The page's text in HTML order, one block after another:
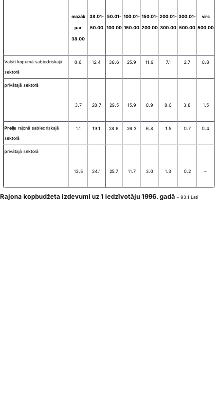
mazāk
par
38.00
38.01-
50.00
50.01-
100.00
100.01-
150.00
150.01-
200.00
200.01-
300.00
300.01-
500.00
virs
500.00
Valstī kopumā sabiedriskajā
sektorā
0.6 12.4 38.6 25.9 11.9 7.1 2.7 0.8
privātajā sektorā
3.7 28.7 29.5 15.9 8.9 8.0 3.8 1.5
Preiļu rajonā sabiedriskajā
sektorā
1.1 19.1 28.6 26.3 6.8 1.5 0.7 0.4
privātajā sektorā
13.5 34.1 25.7 11.7 3.0 1.3 0.2 –
Rajona kopbudžeta izdevumi uz 1 iedzīvotāju 1996. gadā – 93.1 Lati